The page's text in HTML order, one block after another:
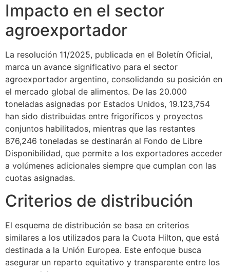
Impacto en el sector
agroexportador
La resolución 11/2025, publicada en el Boletín Oficial,
marca un avance significativo para el sector
agroexportador argentino, consolidando su posición en
el mercado global de alimentos. De las 20.000
toneladas asignadas por Estados Unidos, 19.123,754
han sido distribuidas entre frigoríficos y proyectos
conjuntos habilitados, mientras que las restantes
876,246 toneladas se destinarán al Fondo de Libre
Disponibilidad, que permite a los exportadores acceder
a volúmenes adicionales siempre que cumplan con las
cuotas asignadas.
Criterios de distribución
El esquema de distribución se basa en criterios
similares a los utilizados para la Cuota Hilton, que está
destinada a la Unión Europea. Este enfoque busca
asegurar un reparto equitativo y transparente entre los